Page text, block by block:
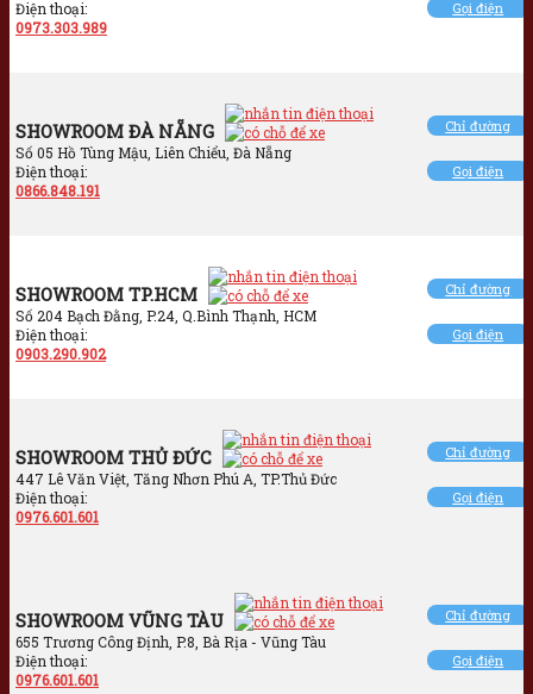
Điện thoại:
0973.303.989
Gọi điện
SHOWROOM ĐÀ NẴNG
Số 05 Hồ Tùng Mậu, Liên Chiểu, Đà Nẵng
Điện thoại:
0866.848.191
Chỉ đường
Gọi điện
SHOWROOM TP.HCM
Số 204 Bạch Đằng, P.24, Q.Bình Thạnh, HCM
Điện thoại:
0903.290.902
Chỉ đường
Gọi điện
SHOWROOM THỦ ĐỨC
447 Lê Văn Việt, Tăng Nhơn Phú A, TP.Thủ Đức
Điện thoại:
0976.601.601
Chỉ đường
Gọi điện
SHOWROOM VŨNG TÀU
655 Trương Công Định, P.8, Bà Rịa - Vũng Tàu
Điện thoại:
0976.601.601
Chỉ đường
Gọi điện